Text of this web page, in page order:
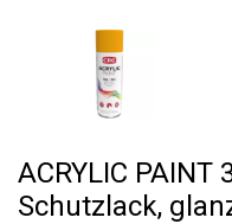
ACRYLIC
Schutzlack,